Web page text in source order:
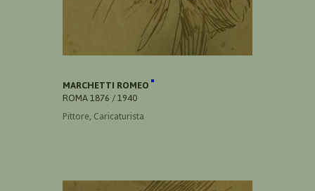
MARCHETTI ROMEO
ROMA 1876 / 1940
Pittore, Caricaturista